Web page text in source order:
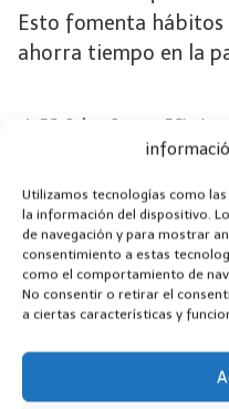
Utilizamos tecnologías como
la información del dispositivo.
de navegación y para mostrar
consentimiento a estas
como el comportamiento de
No consentir o retirar el
a ciertas características y
Esto fomenta
ahorra tiempo en la
4. Vehículos y Viajes:
viajes por carretera,
Mantener alimentos y
estás en movimiento
realidad con estas
evitas depender de
tiendas o